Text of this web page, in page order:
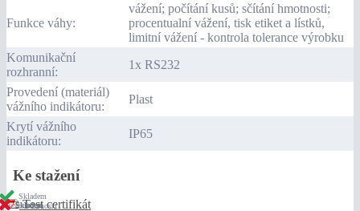
Skladem
Skladem
(viz. dostupnost)
Skladem
Funkce váhy:
vážení; počítání kusů; sčítání hmotnosti;
procentualní vážení, tisk etiket a lístků,
limitní vážení - kontrola tolerance výrobku
Komunikační
rozhranní:
1x RS232
Provedení (materiál)
vážního indikátoru:
Plast
Krytí vážního
indikátoru:
IP65
Ke stažení
Test certifikát